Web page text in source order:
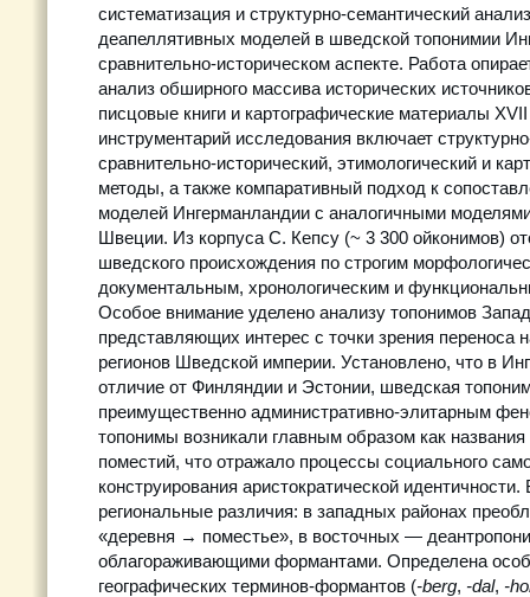
систематизация и структурно-семантический
деапеллятивных моделей в шведской топонимии
сравнительно-историческом аспекте. Работа
анализ обширного массива исторических
писцовые книги и картографические материалы
инструментарий исследования включает
сравнительно-исторический, этимологический и
методы, а также компаративный подход к
моделей Ингерманландии с аналогичными
Швеции. Из корпуса С. Кепсу (~ 3 300 ойконимов)
шведского происхождения по строгим
документальным, хронологическим и
Особое внимание уделено анализу топонимов
представляющих интерес с точки зрения переноса
регионов Шведской империи. Установлено, что в
отличие от Финляндии и Эстонии, шведская
преимущественно административно-элитарным
топонимы возникали главным образом как
поместий, что отражало процессы социального
конструирования аристократической
региональные различия: в западных районах
«деревня → поместье», в восточных —
облагораживающими формантами. Определена
географических терминов-формантов (-berg, -dal, -